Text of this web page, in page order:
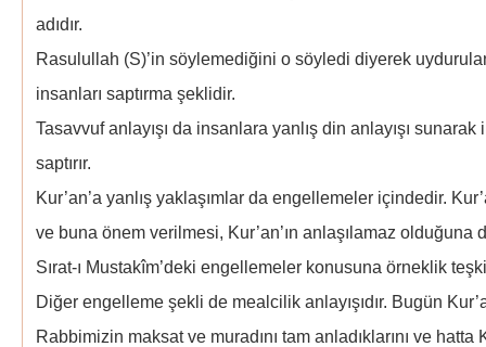
adıdır.
Rasulullah (S)’in söylemediğini o söyledi diyerek
insanları saptırma şeklidir.
Tasavvuf anlayışı da insanlara yanlış din anlayışı sunarak
saptırır.
Kur’an’a yanlış yaklaşımlar da engellemeler içindedir.
ve buna önem verilmesi, Kur’an’ın anlaşılamaz
Sırat-ı Mustakîm’deki engellemeler konusuna örneklik
Diğer engelleme şekli de mealcilik anlayışıdır. Bugün
Rabbimizin maksat ve muradını tam anladıklarını ve hatta